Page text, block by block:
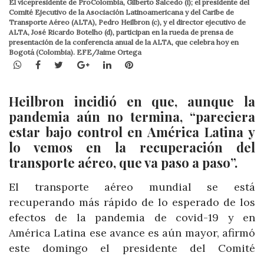
El vicepresidente de ProColombia, Gilberto Salcedo (i); el presidente del
Comité Ejecutivo de la Asociación Latinoamericana y del Caribe de
Transporte Aéreo (ALTA), Pedro Heilbron (c), y el director ejecutivo de
ALTA, José Ricardo Botelho (d), participan en la rueda de prensa de
presentación de la conferencia anual de la ALTA, que celebra hoy en
Bogotá (Colombia). EFE/Jaime Ortega
WhatsApp
Facebook
TwitterGoogle+LinkedInPinterest
Heilbron incidió en que, aunque la
pandemia aún no termina, “pareciera
estar bajo control en América Latina y
lo vemos en la recuperación del
transporte aéreo, que va paso a paso”.
El transporte aéreo mundial se está
recuperando más rápido de lo esperado de los
efectos de la pandemia de covid-19 y en
América Latina ese avance es aún mayor, afirmó
este domingo el presidente del Comité